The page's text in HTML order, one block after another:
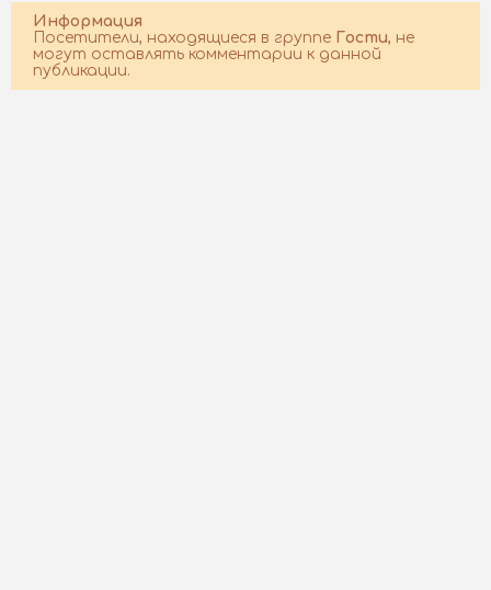
Информация
Посетители, находящиеся в группе Гости, не
могут оставлять комментарии к данной
публикации.